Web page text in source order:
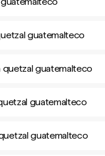
guatemalteco
quetzal guatemalteco
guatemalteco
guatemalteco